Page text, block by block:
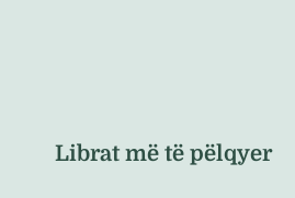
Librat më të pëlqyer